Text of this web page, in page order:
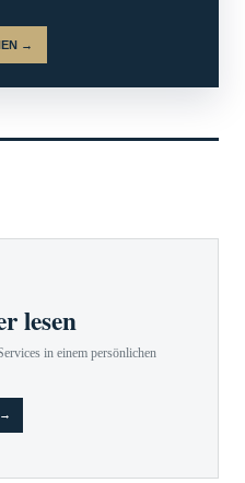
→
lesen
in einem persönlichen
→